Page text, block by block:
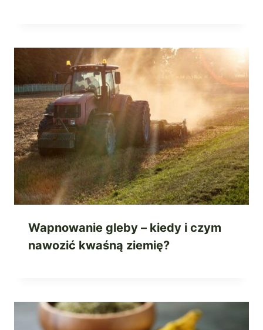
Wapnowanie gleby – kiedy i czym
nawozić kwaśną ziemię?